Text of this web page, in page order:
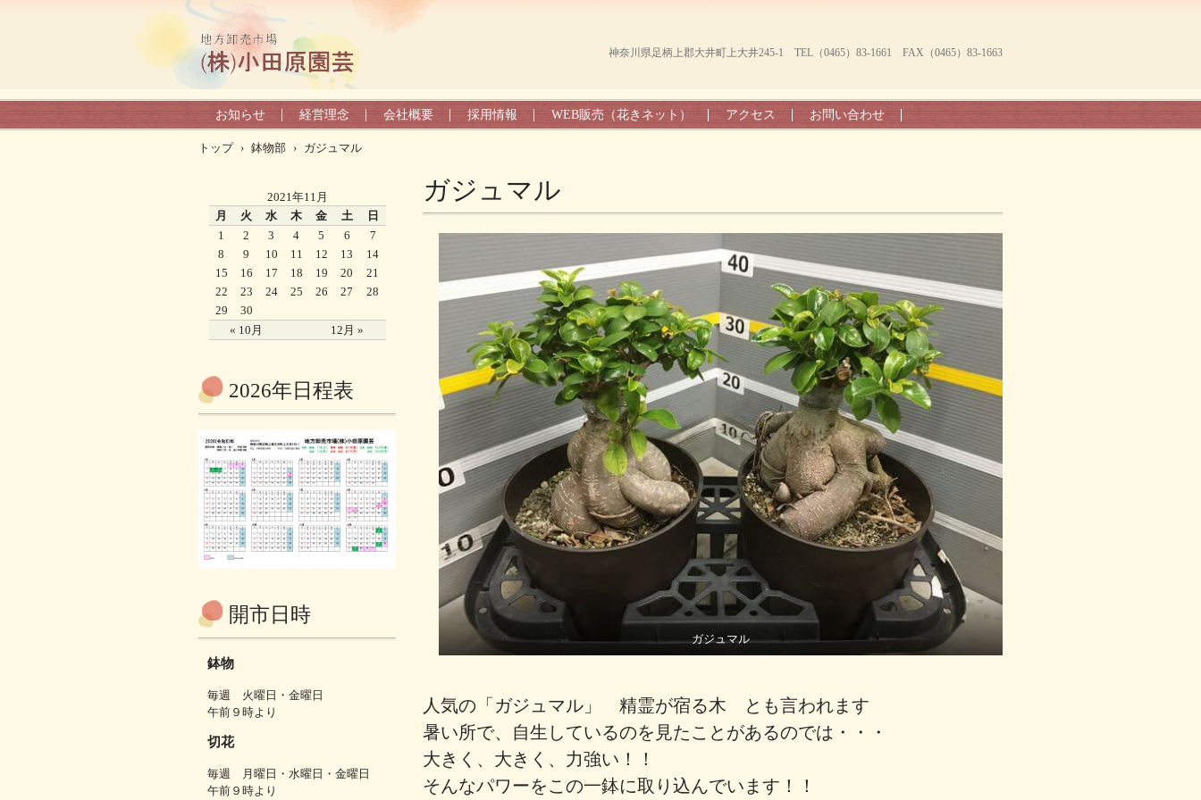
神奈川県足柄上郡大井町上大井245-1 TEL（0465）83-1661 FAX（0465）83-1663
お知らせ 経営理念 会社概要 採用情報 WEB販売（花きネット） アクセス お問い合わせ
トップ › 鉢物部 › ガジュマル
ガジュマル
ガジュマル
人気の「ガジュマル」 精霊が宿る木 とも言われます
暑い所で、自生しているのを見たことがあるのでは・・・
大きく、大きく、力強い！！
そんなパワーをこの一鉢に取り込んでいます！！
2021年11月
月
火 水 木 金 土 日
« 10月 12月 »
1 2 3 4 5 6
7
8
9 10 11 12 13
14
15
16 17 18 19 20
21
22
23 24 25 26 27
28
29
30
2026年日程表
開市日時
鉢物
毎週 火曜日・金曜日
午前９時より
切花
毎週 月曜日・水曜日・金曜日
午前９時より